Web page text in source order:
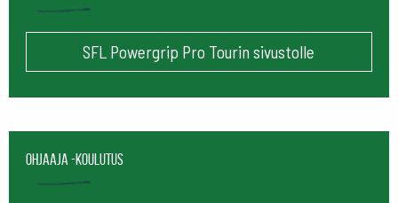
SFL Powergrip Pro Tourin sivustolle
Ohjaaja -koulutus